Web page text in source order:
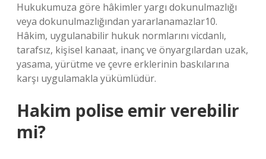
Hukukumuza göre hâkimler yargı dokunulmazlığı
veya dokunulmazlığından yararlanamazlar10.
Hâkim, uygulanabilir hukuk normlarını vicdanlı,
tarafsız, kişisel kanaat, inanç ve önyargılardan uzak,
yasama, yürütme ve çevre erklerinin baskılarına
karşı uygulamakla yükümlüdür.
Hakim polise emir verebilir
mi?